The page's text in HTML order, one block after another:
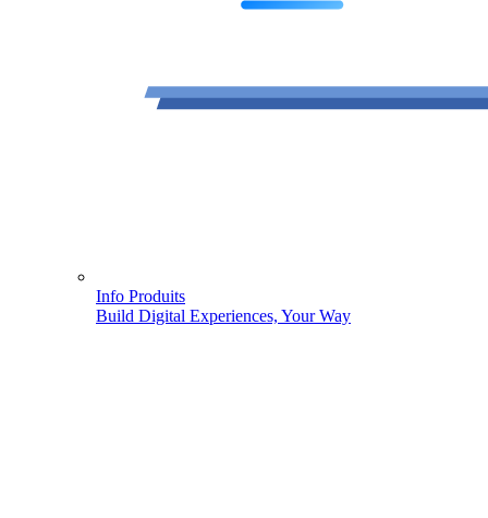
Info Produits
Build Digital Experiences, Your Way